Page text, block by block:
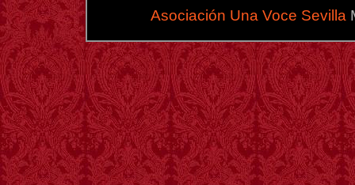
Asociación Una Voce Sevilla